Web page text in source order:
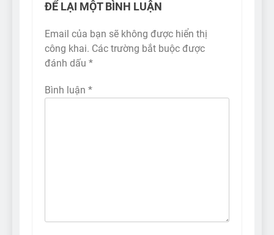
ĐỂ LẠI MỘT BÌNH LUẬN
Email của bạn sẽ không được hiển thị
công khai. Các trường bắt buộc được
đánh dấu *
Bình luận *